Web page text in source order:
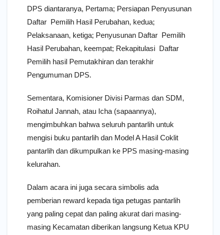
DPS diantaranya, Pertama; Persiapan Penyusunan
Daftar Pemilih Hasil Perubahan, kedua;
Pelaksanaan, ketiga; Penyusunan Daftar Pemilih
Hasil Perubahan, keempat; Rekapitulasi Daftar
Pemilih hasil Pemutakhiran dan terakhir
Pengumuman DPS.
Sementara, Komisioner Divisi Parmas dan SDM,
Roihatul Jannah, atau Icha (sapaannya),
mengimbuhkan bahwa seluruh pantarlih untuk
mengisi buku pantarlih dan Model A Hasil Coklit
pantarlih dan dikumpulkan ke PPS masing-masing
kelurahan.
Dalam acara ini juga secara simbolis ada
pemberian reward kepada tiga petugas pantarlih
yang paling cepat dan paling akurat dari masing-
masing Kecamatan diberikan langsung Ketua KPU